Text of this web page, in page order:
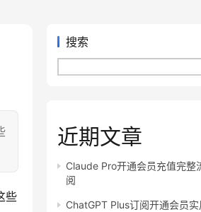
些
搜索
近期文章
Claude Pro开通会员充值完整
阅
ChatGPT Plus订阅开通会员